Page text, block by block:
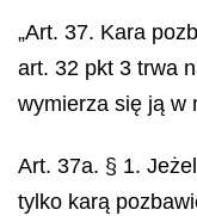
„Art. 37. Kara
art. 32 pkt 3 trwa
wymierza się ją w
Art. 37a. § 1.
tylko karą